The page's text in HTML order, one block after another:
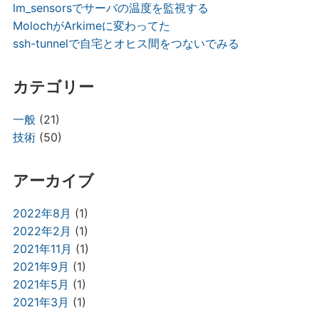
lm_sensorsでサーバの温度を監視する
MolochがArkimeに変わってた
ssh-tunnelで自宅とオヒス間をつないでみる
カテゴリー
一般(21)
技術(50)
アーカイブ
2022年8月 (1)
2022年2月 (1)
2021年11月 (1)
2021年9月 (1)
2021年5月 (1)
2021年3月 (1)